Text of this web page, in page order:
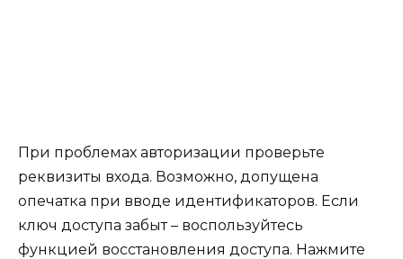
При проблемах авторизации проверьте
реквизиты входа. Возможно, допущена
опечатка при вводе идентификаторов. Если
ключ доступа забыт – воспользуйтесь
функцией восстановления доступа. Нажмите